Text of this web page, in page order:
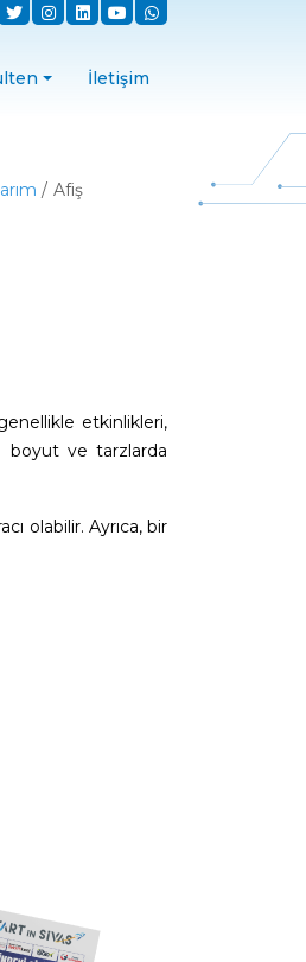
İletişim
Afiş
etkinlikleri,
boyut ve tarzlarda
olabilir. Ayrıca, bir